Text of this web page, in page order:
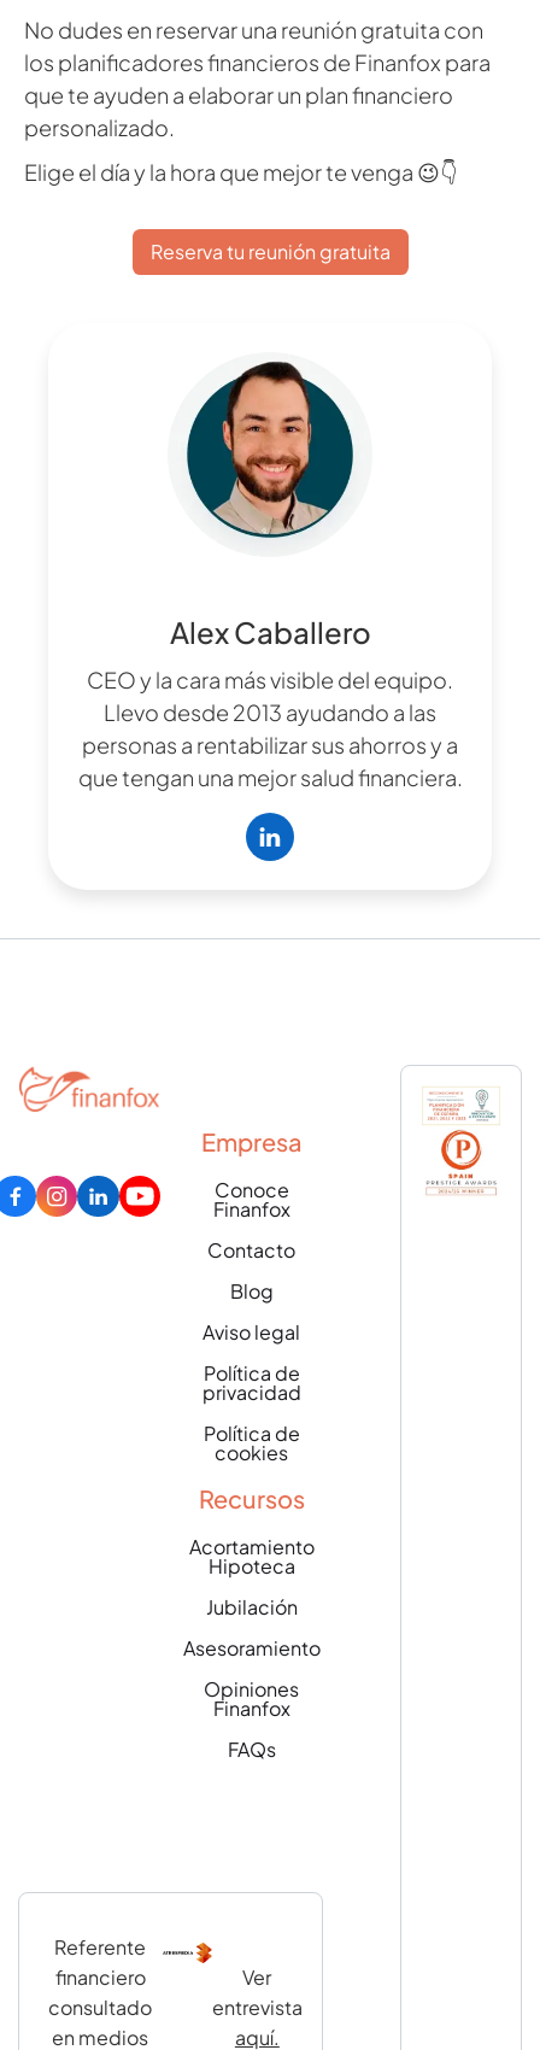
No dudes en reservar una reunión gratuita con
los planificadores financieros de Finanfox para
que te ayuden a elaborar un plan financiero
personalizado.
Elige el día y la hora que mejor te venga 😉👇
Reserva tu reunión gratuita
Alex Caballero
CEO y la cara más visible del equipo.
Llevo desde 2013 ayudando a las
personas a rentabilizar sus ahorros y a
que tengan una mejor salud financiera.
Empresa
Conoce
Finanfox
Contacto
Blog
Aviso legal
Política de
privacidad
Política de
cookies
Recursos
Acortamiento
Hipoteca
Jubilación
Asesoramiento
Opiniones
Finanfox
FAQs
Referente
financiero
consultado
en medios
Ver
entrevista
aquí.